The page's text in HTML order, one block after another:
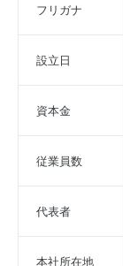
フリガナ
設立日
資本金
従業員数
代表者
本社所在地